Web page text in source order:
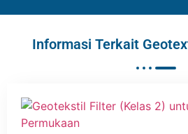
Informasi Terkait